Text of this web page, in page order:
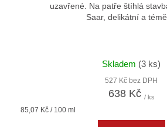
uzavřené. Na patře štíhlá
Saar, delikátní a
Skladem (3 ks)
527 Kč bez DPH
638 Kč / ks
Měrná
85,07 Kč / 100 ml